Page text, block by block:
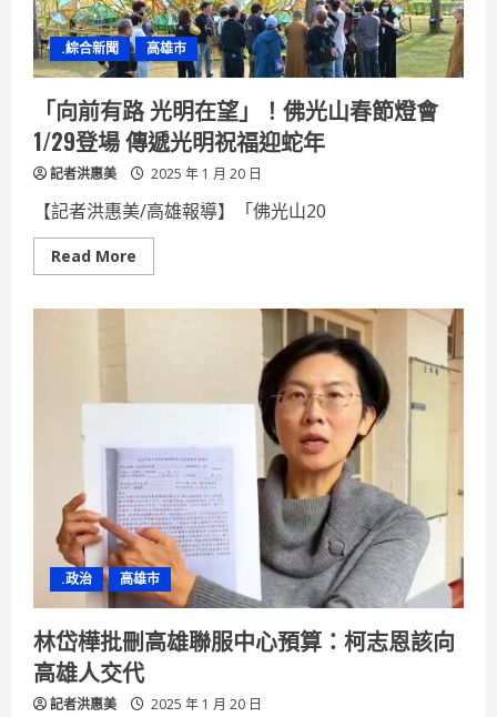
民
眾
洽
公
權
益
.綜合新聞 高雄市
「向前有路 光明在望」！佛光山春節燈會
1/29登場 傳遞光明祝福迎蛇年
記者洪惠美 2025 年 1 月 20 日
【記者洪惠美/高雄報導】「佛光山20
Read More
more
望」！
山
春
節
燈
會
1/29
登
場
傳
遞
光
明
祝
福
迎
蛇
年
.政治 高雄市
林岱樺批刪高雄聯服中心預算：柯志恩該向
高雄人交代
記者洪惠美 2025 年 1 月 20 日